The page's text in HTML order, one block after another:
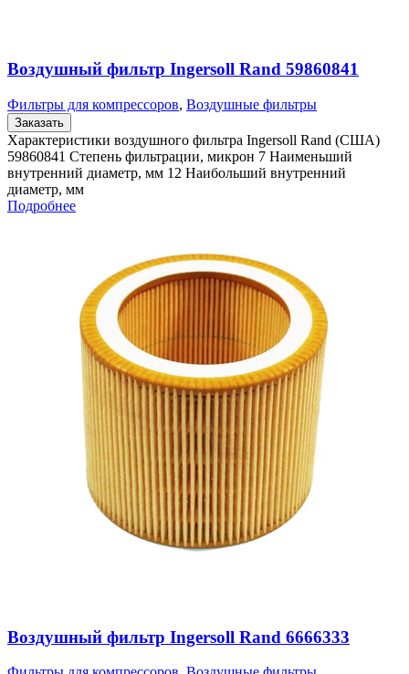
Воздушный фильтр Ingersoll Rand 59860841
Фильтры для компрессоров, Воздушные фильтры
Заказать
Характеристики воздушного фильтра Ingersoll Rand (США)
59860841 Степень фильтрации, микрон 7 Наименьший
внутренний диаметр, мм 12 Наибольший внутренний
диаметр, мм
Подробнее
Воздушный фильтр Ingersoll Rand 6666333